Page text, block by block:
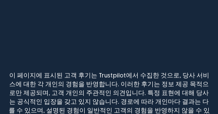
이 페이지에 표시된 고객 후기는 Trustpilot에서 수집한 것으로, 당사 서비
스에 대한 각 개인의 경험을 반영합니다. 이러한 후기는 정보 제공 목적으
로만 제공되며, 고객 개인의 주관적인 의견입니다. 특정 표현에 대해 당사
는 공식적인 입장을 갖고 있지 않습니다. 경로에 따라 개인마다 결과는 다
를 수 있으며, 설명된 경험이 일반적인 고객의 경험을 반영하지 않을 수 있